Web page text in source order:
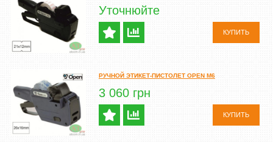
Уточнюйте
КУПИТЬ
РУЧНОЙ ЭТИКЕТ-ПИСТОЛЕТ OPEN M6
3 060 грн
КУПИТЬ